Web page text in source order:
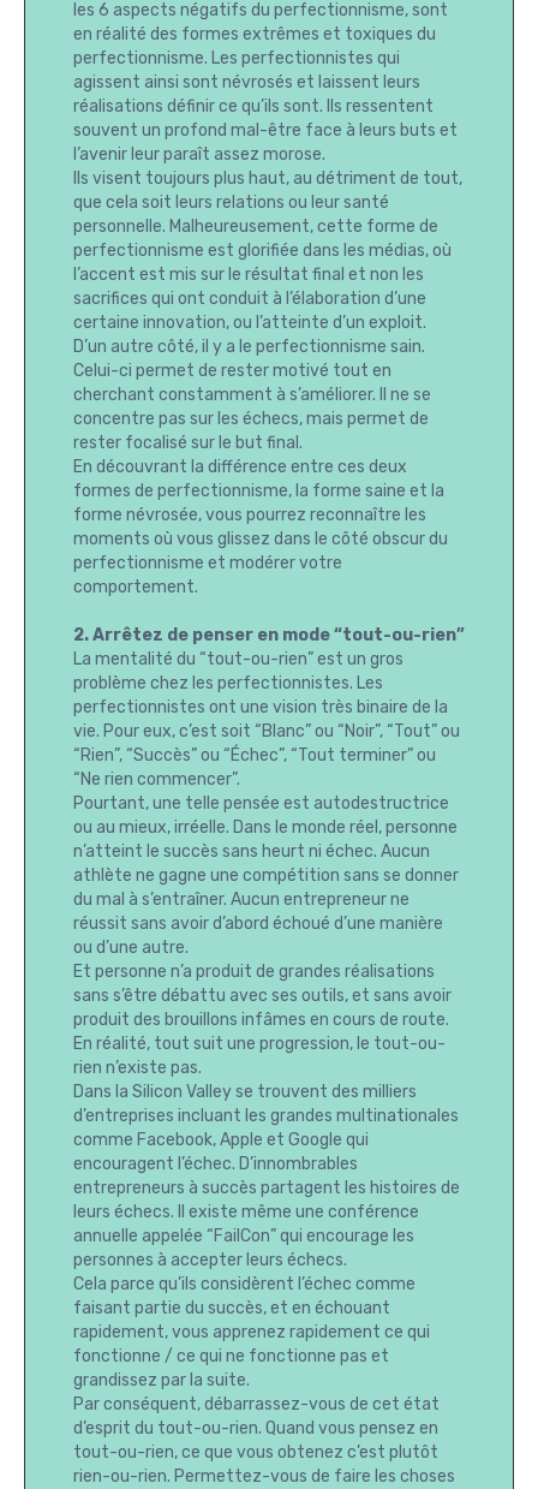
les 6 aspects négatifs du perfectionnisme, sont
en réalité des formes extrêmes et toxiques du
perfectionnisme. Les perfectionnistes qui
agissent ainsi sont névrosés et laissent leurs
réalisations définir ce qu’ils sont. Ils ressentent
souvent un profond mal-être face à leurs buts et
l’avenir leur paraît assez morose.
Ils visent toujours plus haut, au détriment de tout,
que cela soit leurs relations ou leur santé
personnelle. Malheureusement, cette forme de
perfectionnisme est glorifiée dans les médias, où
l’accent est mis sur le résultat final et non les
sacrifices qui ont conduit à l’élaboration d’une
certaine innovation, ou l’atteinte d’un exploit.
D’un autre côté, il y a le perfectionnisme sain.
Celui-ci permet de rester motivé tout en
cherchant constamment à s’améliorer. Il ne se
concentre pas sur les échecs, mais permet de
rester focalisé sur le but final.
En découvrant la différence entre ces deux
formes de perfectionnisme, la forme saine et la
forme névrosée, vous pourrez reconnaître les
moments où vous glissez dans le côté obscur du
perfectionnisme et modérer votre
comportement.
2. Arrêtez de penser en mode “tout-ou-rien”
La mentalité du “tout-ou-rien” est un gros
problème chez les perfectionnistes. Les
perfectionnistes ont une vision très binaire de la
vie. Pour eux, c’est soit “Blanc” ou “Noir”, “Tout” ou
“Rien”, “Succès” ou “Échec”, “Tout terminer” ou
“Ne rien commencer”.
Pourtant, une telle pensée est autodestructrice
ou au mieux, irréelle. Dans le monde réel, personne
n’atteint le succès sans heurt ni échec. Aucun
athlète ne gagne une compétition sans se donner
du mal à s’entraîner. Aucun entrepreneur ne
réussit sans avoir d’abord échoué d’une manière
ou d’une autre.
Et personne n’a produit de grandes réalisations
sans s’être débattu avec ses outils, et sans avoir
produit des brouillons infâmes en cours de route.
En réalité, tout suit une progression, le tout-ou-
rien n’existe pas.
Dans la Silicon Valley se trouvent des milliers
d’entreprises incluant les grandes multinationales
comme Facebook, Apple et Google qui
encouragent l’échec. D’innombrables
entrepreneurs à succès partagent les histoires de
leurs échecs. Il existe même une conférence
annuelle appelée “FailCon” qui encourage les
personnes à accepter leurs échecs.
Cela parce qu’ils considèrent l’échec comme
faisant partie du succès, et en échouant
rapidement, vous apprenez rapidement ce qui
fonctionne / ce qui ne fonctionne pas et
grandissez par la suite.
Par conséquent, débarrassez-vous de cet état
d’esprit du tout-ou-rien. Quand vous pensez en
tout-ou-rien, ce que vous obtenez c’est plutôt
rien-ou-rien. Permettez-vous de faire les choses